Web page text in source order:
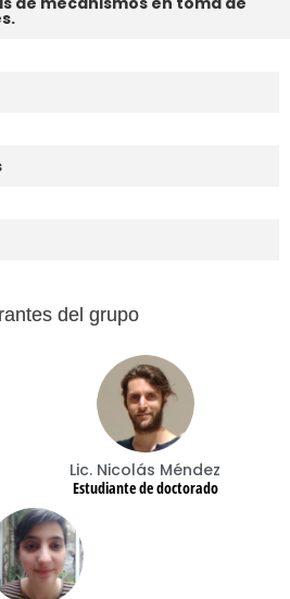
del grupo
Lic. Nicolás Méndez
Estudiante de doctorado